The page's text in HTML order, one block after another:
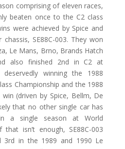
comprising of eleven races,
beaten once to the C2 class
were achieved by Spice and
SE88C-003. They won
Le Mans, Brno, Brands Hatch
also finished 2nd in C2 at
deservedly winning the 1988
Championship and the 1988
win (driven by Spice, Bellm, De
that no other single car has
a single season at World
that isn’t enough, SE88C-003
3rd in the 1989 and 1990 Le